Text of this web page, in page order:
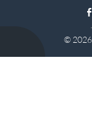
© 2026